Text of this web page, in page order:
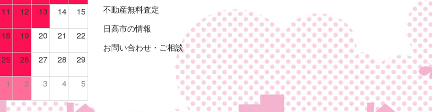
11 12 13 14 15
18 19 20 21 22
25 26 27 28 29
1 2 3 4 5
不動産無料査定
日高市の情報
お問い合わせ・ご相談